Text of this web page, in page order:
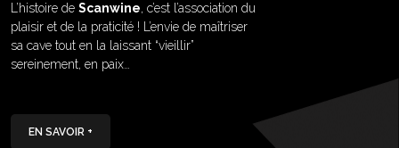
L’histoire de Scanwine, c’est l’association du
plaisir et de la praticité ! L’envie de maîtriser
sa cave tout en la laissant “vieillir”
sereinement, en paix…
EN SAVOIR +